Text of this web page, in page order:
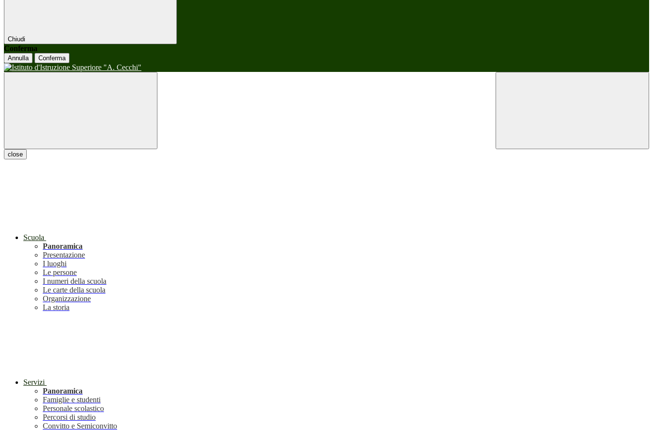
Chiudi
Conferma
Annulla Conferma
close
Scuola
Panoramica
Presentazione
I luoghi
Le persone
I numeri della scuola
Le carte della scuola
Organizzazione
La storia
Servizi
Panoramica
Famiglie e studenti
Personale scolastico
Percorsi di studio
Convitto e Semiconvitto